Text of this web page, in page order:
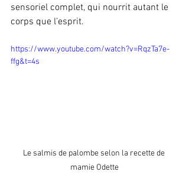
sensoriel complet, qui nourrit autant le
corps que l’esprit.
https://www.youtube.com/watch?v=RqzTa7e-
ffg&t=4s
Le salmis de palombe selon la recette de
mamie Odette